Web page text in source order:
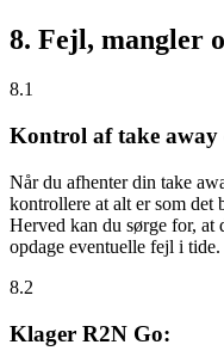
8. Fejl, mangler
8.1
Kontrol af take away
Når du afhenter din take
kontrollere at alt er som det
Herved kan du sørge for, at
opdage eventuelle fejl i tide.
8.2
Klager R2N Go: